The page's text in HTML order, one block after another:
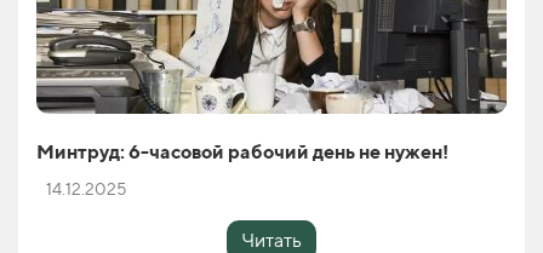
Минтруд: 6-часовой рабочий день не нужен!
14.12.2025
Читать